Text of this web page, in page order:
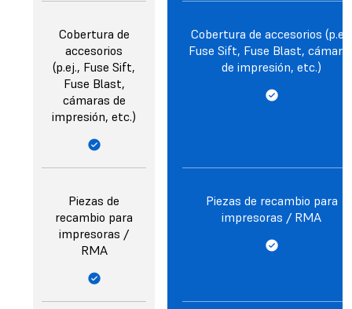
Cobertura de
accesorios
(p.ej., Fuse Sift,
Fuse Blast,
cámaras de
impresión, etc.)
Piezas de
recambio para
impresoras /
RMA
Cobertura de accesorios (p.ej.,
Fuse Sift, Fuse Blast,
de impresión, etc.)
Piezas de recambio para
impresoras / RMA